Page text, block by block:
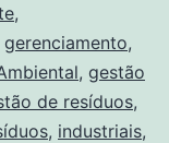
,
gerenciamento,
, gestão
de resíduos,
, industriais,